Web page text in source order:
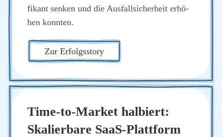
fi­kant sen­ken und die Aus­fall­si­cher­heit erhö­
hen konn­ten.
Zur Erfolgs­sto­ry
Time-to-Mar­ket hal­biert:
Ska­lier­ba­re SaaS-Platt­form